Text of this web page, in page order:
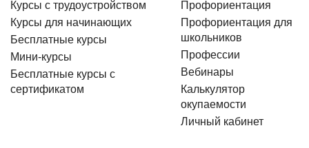
Курсы с трудоустройством
Курсы для начинающих
Бесплатные курсы
Мини-курсы
Бесплатные курсы с
сертификатом
Профориентация
Профориентация для
школьников
Профессии
Вебинары
Калькулятор
окупаемости
Личный кабинет